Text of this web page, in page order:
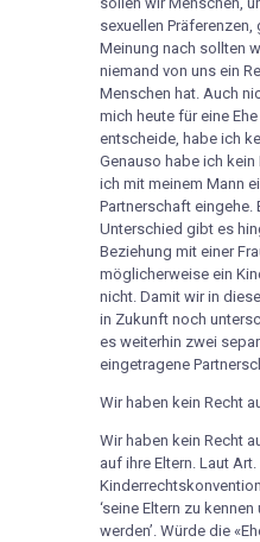
sexuellen Präferenzen,
Meinung nach sollten
niemand von uns ein
Menschen hat. Auch
mich heute für eine
entscheide, habe ich
Genauso habe ich kein
ich mit meinem Mann
Partnerschaft eingehe.
Unterschied gibt es
Beziehung mit einer
möglicherweise ein
nicht. Damit wir in
in Zukunft noch
es weiterhin zwei
eingetragene
Wir haben kein Recht
Wir haben kein Recht
auf ihre Eltern. Laut
‘seine Eltern zu
werden’. Würde die